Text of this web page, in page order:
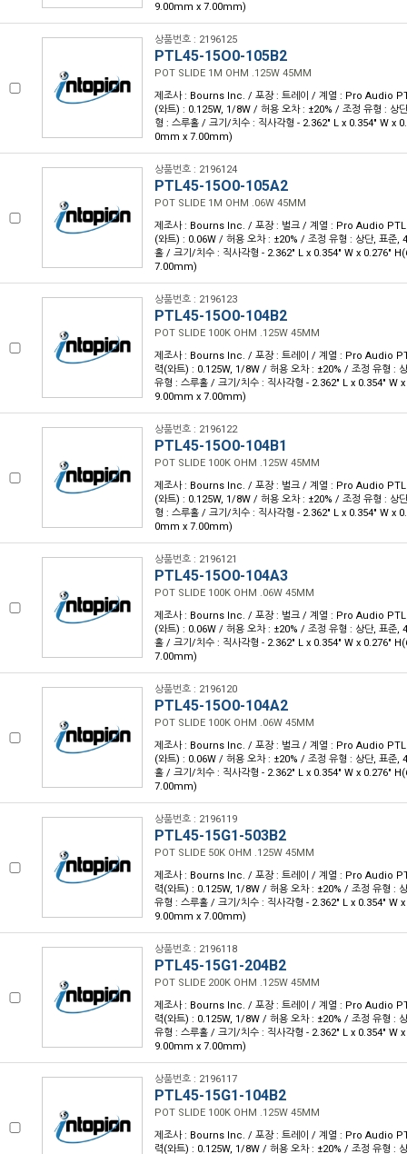
9.00mm x 7.00mm)
상품번호 : 2196125
PTL45-15O0-105B2
POT SLIDE 1M OHM .125W 45MM
제조사 : Bourns Inc. / 포장 : 트레이 / 계열 : Pro Audio
(와트) : 0.125W, 1/8W / 허용 오차 : ±20% / 조정 유형 : 상
형 : 스루홀 / 크기/치수 : 직사각형 - 2.362" L x 0.354" W x
0mm x 7.00mm)
상품번호 : 2196124
PTL45-15O0-105A2
POT SLIDE 1M OHM .06W 45MM
제조사 : Bourns Inc. / 포장 : 벌크 / 계열 : Pro Audio
(와트) : 0.06W / 허용 오차 : ±20% / 조정 유형 : 상단, 표준,
홀 / 크기/치수 : 직사각형 - 2.362" L x 0.354" W x 0.276"
7.00mm)
상품번호 : 2196123
PTL45-15O0-104B2
POT SLIDE 100K OHM .125W 45MM
제조사 : Bourns Inc. / 포장 : 트레이 / 계열 : Pro Audio
력(와트) : 0.125W, 1/8W / 허용 오차 : ±20% / 조정 유형 :
유형 : 스루홀 / 크기/치수 : 직사각형 - 2.362" L x 0.354" W
9.00mm x 7.00mm)
상품번호 : 2196122
PTL45-15O0-104B1
POT SLIDE 100K OHM .125W 45MM
제조사 : Bourns Inc. / 포장 : 벌크 / 계열 : Pro Audio
(와트) : 0.125W, 1/8W / 허용 오차 : ±20% / 조정 유형 : 상
형 : 스루홀 / 크기/치수 : 직사각형 - 2.362" L x 0.354" W x
0mm x 7.00mm)
상품번호 : 2196121
PTL45-15O0-104A3
POT SLIDE 100K OHM .06W 45MM
제조사 : Bourns Inc. / 포장 : 벌크 / 계열 : Pro Audio
(와트) : 0.06W / 허용 오차 : ±20% / 조정 유형 : 상단, 표준,
홀 / 크기/치수 : 직사각형 - 2.362" L x 0.354" W x 0.276"
7.00mm)
상품번호 : 2196120
PTL45-15O0-104A2
POT SLIDE 100K OHM .06W 45MM
제조사 : Bourns Inc. / 포장 : 벌크 / 계열 : Pro Audio
(와트) : 0.06W / 허용 오차 : ±20% / 조정 유형 : 상단, 표준,
홀 / 크기/치수 : 직사각형 - 2.362" L x 0.354" W x 0.276"
7.00mm)
상품번호 : 2196119
PTL45-15G1-503B2
POT SLIDE 50K OHM .125W 45MM
제조사 : Bourns Inc. / 포장 : 트레이 / 계열 : Pro Audio
력(와트) : 0.125W, 1/8W / 허용 오차 : ±20% / 조정 유형 :
유형 : 스루홀 / 크기/치수 : 직사각형 - 2.362" L x 0.354" W
9.00mm x 7.00mm)
상품번호 : 2196118
PTL45-15G1-204B2
POT SLIDE 200K OHM .125W 45MM
제조사 : Bourns Inc. / 포장 : 트레이 / 계열 : Pro Audio
력(와트) : 0.125W, 1/8W / 허용 오차 : ±20% / 조정 유형 :
유형 : 스루홀 / 크기/치수 : 직사각형 - 2.362" L x 0.354" W
9.00mm x 7.00mm)
상품번호 : 2196117
PTL45-15G1-104B2
POT SLIDE 100K OHM .125W 45MM
제조사 : Bourns Inc. / 포장 : 트레이 / 계열 : Pro Audio
력(와트) : 0.125W, 1/8W / 허용 오차 : ±20% / 조정 유형 :